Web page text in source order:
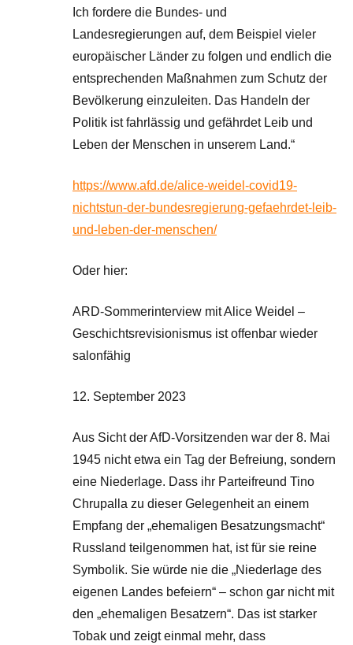
Ich fordere die Bundes- und
Landesregierungen auf, dem Beispiel vieler
europäischer Länder zu folgen und endlich die
entsprechenden Maßnahmen zum Schutz der
Bevölkerung einzuleiten. Das Handeln der
Politik ist fahrlässig und gefährdet Leib und
Leben der Menschen in unserem Land.“
https://www.afd.de/alice-weidel-covid19-
nichtstun-der-bundesregierung-gefaehrdet-leib-
und-leben-der-menschen/
Oder hier:
ARD-Sommerinterview mit Alice Weidel –
Geschichtsrevisionismus ist offenbar wieder
salonfähig
12. September 2023
Aus Sicht der AfD-Vorsitzenden war der 8. Mai
1945 nicht etwa ein Tag der Befreiung, sondern
eine Niederlage. Dass ihr Parteifreund Tino
Chrupalla zu dieser Gelegenheit an einem
Empfang der „ehemaligen Besatzungsmacht“
Russland teilgenommen hat, ist für sie reine
Symbolik. Sie würde nie die „Niederlage des
eigenen Landes befeiern“ – schon gar nicht mit
den „ehemaligen Besatzern“. Das ist starker
Tobak und zeigt einmal mehr, dass